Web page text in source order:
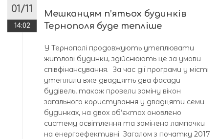
01/11
14:02
Мешканцям п’ятьох будинків
Тернополя буде тепліше
У Тернополі продовжують утеплювати
житлові будинки, здійснюють це за умови
співфінансування. За час дії програми у місті
утеплили вже двадцять два фасади
будівель, також провели заміну вікон
загального користування у двадцяти семи
будинках, на двох об’єктах оновлено
систему освітлення та замінено лампочки
на енергоефективні. Загалом з початку 2017